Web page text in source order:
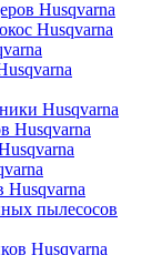
Husqvarna
Husqvarna
Husqvarna
Husqvarna
Husqvarna
пылесосов
Husqvarna